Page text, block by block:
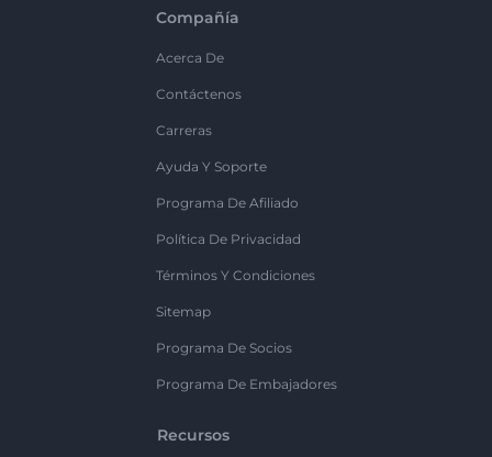
Compañía
Acerca De
Contáctenos
Carreras
Ayuda Y Soporte
Programa De Afiliado
Política De Privacidad
Términos Y Condiciones
Sitemap
Programa De Socios
Programa De Embajadores
Recursos